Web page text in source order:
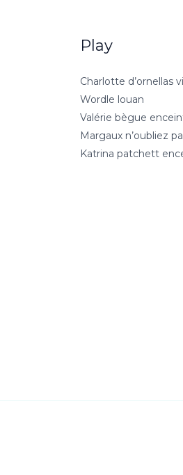
Play
Charlotte d’ornellas
Wordle louan
Valérie bègue
Margaux n’oubliez
Katrina patchett